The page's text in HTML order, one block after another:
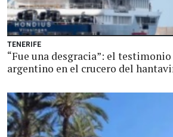
TENERIFE
“Fue una desgracia”: el
argentino en el crucero del